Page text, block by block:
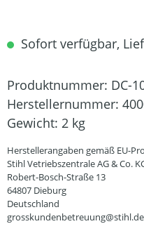
Sofort verfügbar,
Produktnummer: DC-
Herstellernummer:
Gewicht: 2 kg
Herstellerangaben gemäß EU-
Stihl Vetriebszentrale AG & Co.
Robert-Bosch-Straße 13
64807 Dieburg
Deutschland
grosskundenbetreuung@stihl.de